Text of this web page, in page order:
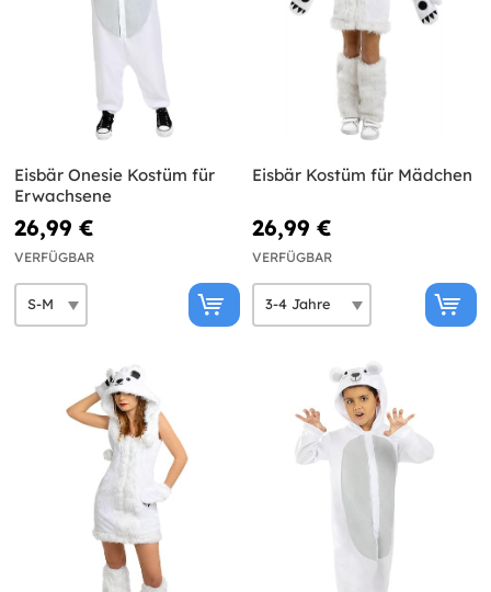
Eisbär Onesie Kostüm für
Erwachsene
26,99 €
VERFÜGBAR
Eisbär Kostüm für Mädchen
26,99 €
VERFÜGBAR